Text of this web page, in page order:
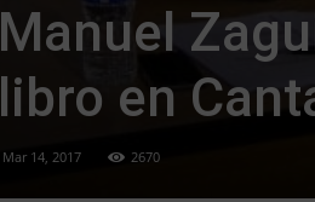
Manuel
libro en
Mar 14, 2017 2670